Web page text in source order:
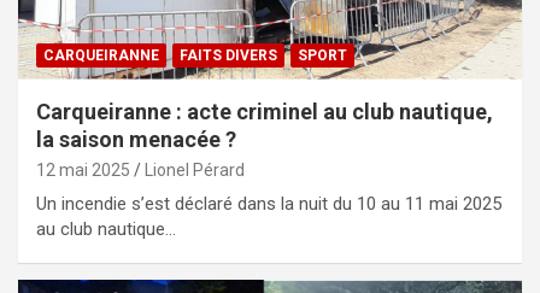
CARQUEIRANNE FAITS DIVERS SPORT
Carqueiranne : acte criminel au club nautique,
la saison menacée ?
12 mai 2025 Lionel Pérard
Un incendie s’est déclaré dans la nuit du 10 au 11 mai 2025
au club nautique…